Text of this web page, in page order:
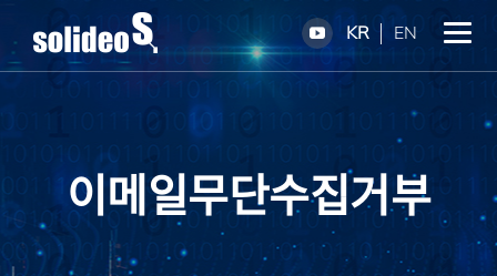
KR EN
이메일무단수집거부